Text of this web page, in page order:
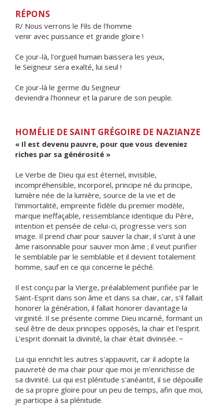
RÉPONS
R/ Nous verrons le Fils de l'homme
venir avec puissance et grande gloire !
Ce jour-là, l'orgueil humain baissera les yeux,
le Seigneur sera exalté, lui seul !
Ce jour-là le germe du Seigneur
deviendra l'honneur et la parure de son peuple.
HOMÉLIE DE SAINT GRÉGOIRE DE NAZIANZE
« Il est devenu pauvre, pour que vous deveniez
riches par sa générosité »
Le Verbe de Dieu qui est éternel, invisible,
incompréhensible, incorporel, principe né du principe,
lumière née de la lumière, source de la vie et de
l'immortalité, empreinte fidèle du premier modèle,
marque ineffaçable, ressemblance identique du Père,
intention et pensée de celui-ci, progresse vers son
image. Il prend chair pour sauver la chair, il s'unit à une
âme raisonnable pour sauver mon âme ; il veut purifier
le semblable par le semblable et il devient totalement
homme, sauf en ce qui concerne le péché.
Il est conçu par la Vierge, préalablement purifiée par le
Saint-Esprit dans son âme et dans sa chair, car, s'il fallait
honorer la génération, il fallait honorer davantage la
virginité. Il se présente comme Dieu incarné, formant un
seul être de deux principes opposés, la chair et l'esprit.
L'esprit donnait la divinité, la chair était divinisée. ~
Lui qui enrichit les autres s'appauvrit, car il adopte la
pauvreté de ma chair pour que moi je m'enrichisse de
sa divinité. Lui qui est plénitude s'anéantit, il se dépouille
de sa propre gloire pour un peu de temps, afin que moi,
je participe à sa plénitude.